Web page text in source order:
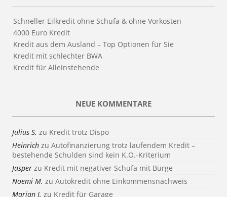
Schneller Eilkredit ohne Schufa & ohne Vorkosten
4000 Euro Kredit
Kredit aus dem Ausland – Top Optionen für Sie
Kredit mit schlechter BWA
Kredit für Alleinstehende
NEUE KOMMENTARE
Julius S. zu Kredit trotz Dispo
Heinrich zu Autofinanzierung trotz laufendem Kredit –
bestehende Schulden sind kein K.O.-Kriterium
Jasper zu Kredit mit negativer Schufa mit Bürge
Noemi M. zu Autokredit ohne Einkommensnachweis
Marian I. zu Kredit für Garage